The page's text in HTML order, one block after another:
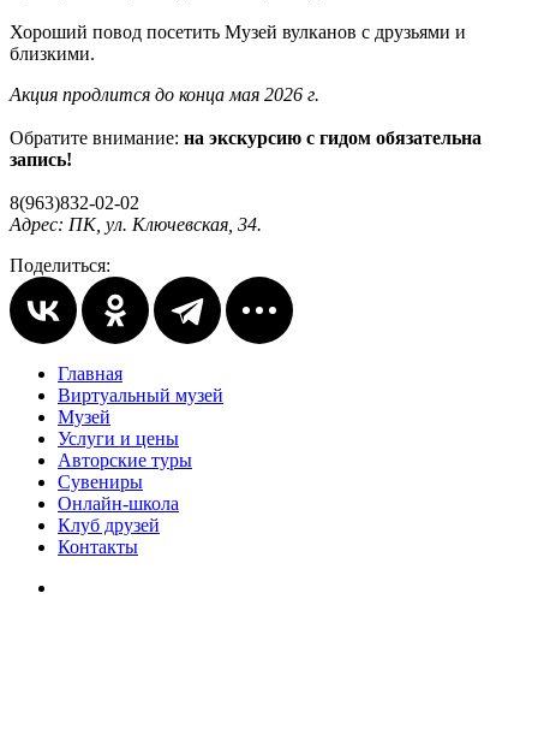
Хороший повод посетить Музей вулканов с друзьями и
близкими.
Акция продлится до конца мая 2026 г.
Обратите внимание: на экскурсию с гидом обязательна
запись!
8(963)832-02-02
Адрес: ПК, ул. Ключевская, 34.
Поделиться:
Главная
Виртуальный музей
Музей
Услуги и цены
Авторские туры
Сувениры
Онлайн-школа
Клуб друзей
Контакты